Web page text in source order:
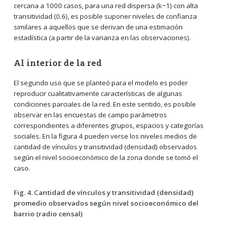
cercana a 1000 casos, para una red dispersa (k~1) con alta
transitividad (0.6), es posible suponer niveles de confianza
similares a aquellos que se derivan de una estimación
estadística (a partir de la varianza en las observaciones).
Al interior de la red
El segundo uso que se planteó para el modelo es poder
reproducir cualitativamente características de algunas
condiciones parciales de la red. En este sentido, es posible
observar en las encuestas de campo parámetros
correspondientes a diferentes grupos, espacios y categorías
sociales. En la figura 4 pueden verse los niveles medios de
cantidad de vínculos y transitividad (densidad) observados
según el nivel socioeconómico de la zona donde se tomó el
caso.
Fig. 4.Cantidad de vínculos y transitividad (densidad)
promedio observados según nivel socioeconómico del
barrio (radio censal)